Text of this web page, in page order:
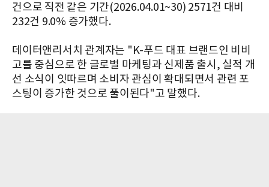
건으로 직전 같은 기간(2026.04.01~30) 2571건 대비
232건 9.0% 증가했다.
데이터앤리서치 관계자는 "K-푸드 대표 브랜드인 비비
고를 중심으로 한 글로벌 마케팅과 신제품 출시, 실적 개
선 소식이 잇따르며 소비자 관심이 확대되면서 관련 포
스팅이 증가한 것으로 풀이된다"고 말했다.